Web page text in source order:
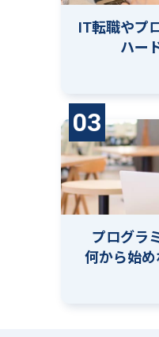
IT転職やプ
ハー
03
プログラ
何から始